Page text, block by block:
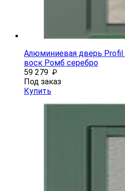
Алюминиевая дверь Profil
воск Ромб серебро
59 279 ₽
Под заказ
Купить